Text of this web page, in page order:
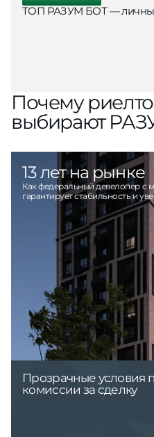
ТОП РАЗУМ БОТ —
Почему
выбирают
13 лет на рынке
Как федеральный девелопер с
гарантирует стабильность и
Прозрачные условия
комиссии за сделку